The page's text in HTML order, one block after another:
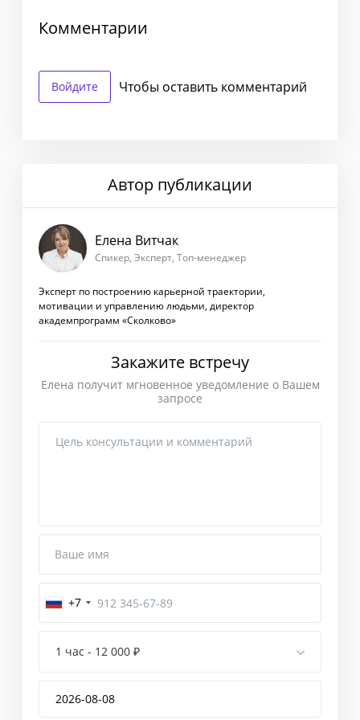
Комментарии
Войдите Чтобы оставить комментарий
Автор публикации
Елена Витчак
Спикер, Эксперт, Топ-менеджер
Эксперт по построению карьерной траектории,
мотивации и управлению людьми, директор
академпрограмм «Сколково»
Закажите встречу
Елена получит мгновенное уведомление о Вашем
запросе
Ваше имя
+7
код
1 час - 12 000 ₽